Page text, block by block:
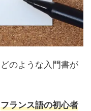
のような入門書が
フランス語の初心者